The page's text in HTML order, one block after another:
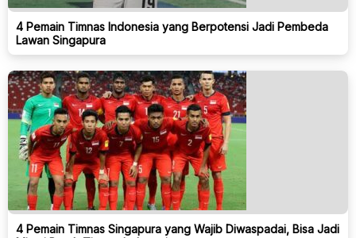
4 Pemain Timnas Indonesia yang Berpotensi Jadi Pembeda
Lawan Singapura
4 Pemain Timnas Singapura yang Wajib Diwaspadai, Bisa Jadi